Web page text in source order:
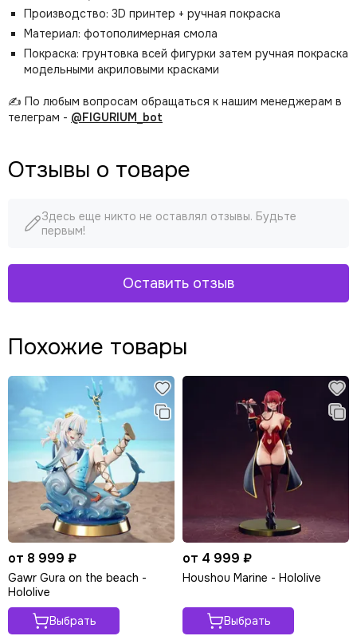
Производство: 3D принтер + ручная покраска
Материал: фотополимерная смола
Покраска: грунтовка всей фигурки затем ручная покраска
модельными акриловыми красками
✍️ По любым вопросам обращаться к нашим менеджерам в
телеграм - @FIGURIUM_bot
Отзывы о товаре
Здесь еще никто не оставлял отзывы. Будьте
первым!
Оставить отзыв
Похожие товары
от 8 999 ₽
Gawr Gura on the beach -
Hololive
Выбрать
от 4 999 ₽
Houshou Marine - Hololive
Выбрать